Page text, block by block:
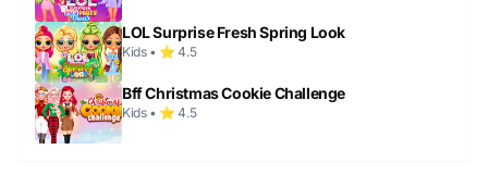
LOL Surprise Fresh Spring Look
Kids • ⭐ 4.5
Bff Christmas Cookie Challenge
Kids • ⭐ 4.5